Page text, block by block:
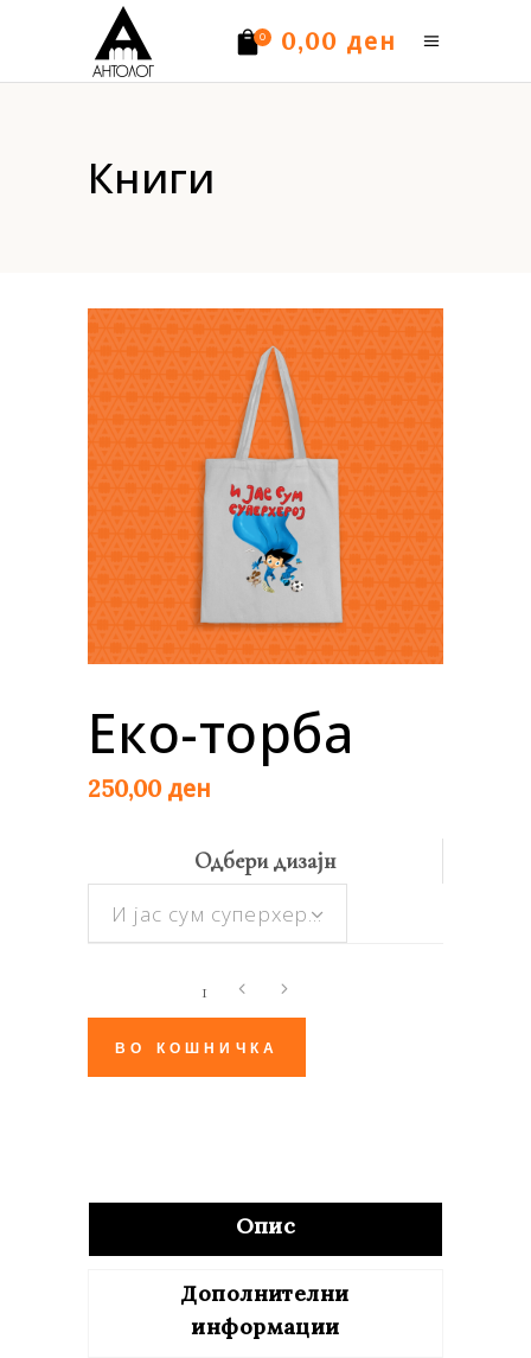
0 0,00 ден
Книги
Еко-торба
250,00 ден
Одбери дизајн
И јас сум суперхерој!
quantity
ВО КОШНИЧКА
Опис
Дополнителни
информации